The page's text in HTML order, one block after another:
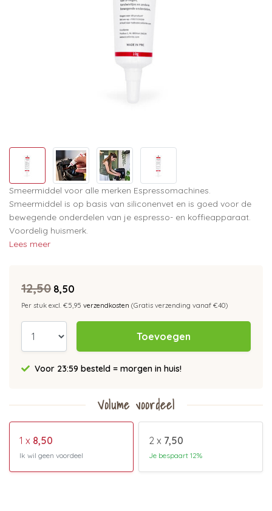
Smeermiddel voor alle merken Espressomachines.
Smeermiddel is op basis van siliconenvet en is goed voor de
bewegende onderdelen van je espresso- en koffieapparaat.
Voordelig huismerk.
Lees meer
12,50 8,50
Per stuk excl. €5,95 verzendkosten (Gratis verzending vanaf €40)
Toevoegen
Voor 23:59 besteld = morgen in huis!
Volume voordeel
1 x 8,50
Ik wil geen voordeel
2 x 7,50
Je bespaart 12%